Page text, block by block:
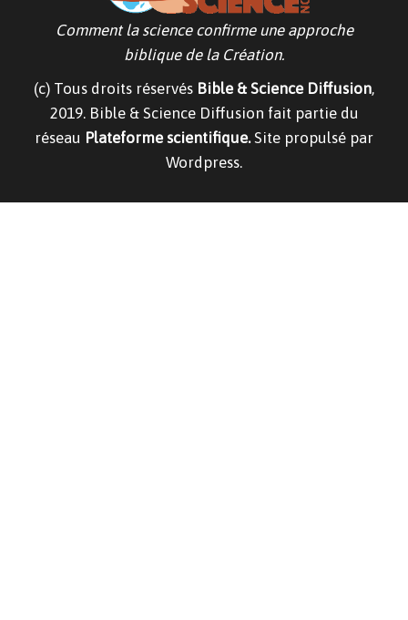
i
Comment la science confirme une approche
biblique de la Création.
(c) Tous droits réservés Bible & Science Diffusion,
2019. Bible & Science Diffusion fait partie du
réseau Plateforme scientifique.Site propulsé par
Wordpress.